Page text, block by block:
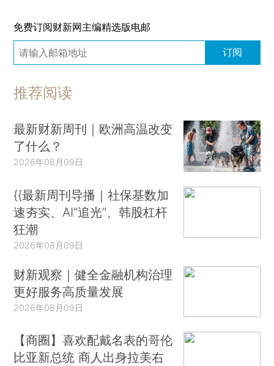
免费订阅财新网主编精选版电邮
订阅
推荐阅读
最新财新周刊｜欧洲高温改变
了什么？
2026年08月09日
{{最新周刊导播｜社保基数加
速夯实、AI“追光”、韩股杠杆
狂潮
2026年08月09日
财新观察｜健全金融机构治理
更好服务高质量发展
2026年08月09日
【商圈】喜欢配戴名表的哥伦
比亚新总统 商人出身拉美右